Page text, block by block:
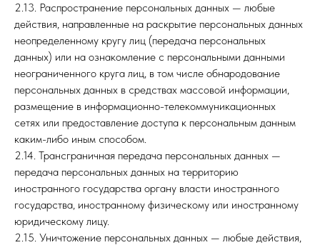
2.13. Распространение персональных данных — любые
действия, направленные на раскрытие персональных данных
неопределенному кругу лиц (передача персональных
данных) или на ознакомление с персональными данными
неограниченного круга лиц, в том числе обнародование
персональных данных в средствах массовой информации,
размещение в информационно-телекоммуникационных
сетях или предоставление доступа к персональным данным
каким-либо иным способом.
2.14. Трансграничная передача персональных данных —
передача персональных данных на территорию
иностранного государства органу власти иностранного
государства, иностранному физическому или иностранному
юридическому лицу.
2.15. Уничтожение персональных данных — любые действия,